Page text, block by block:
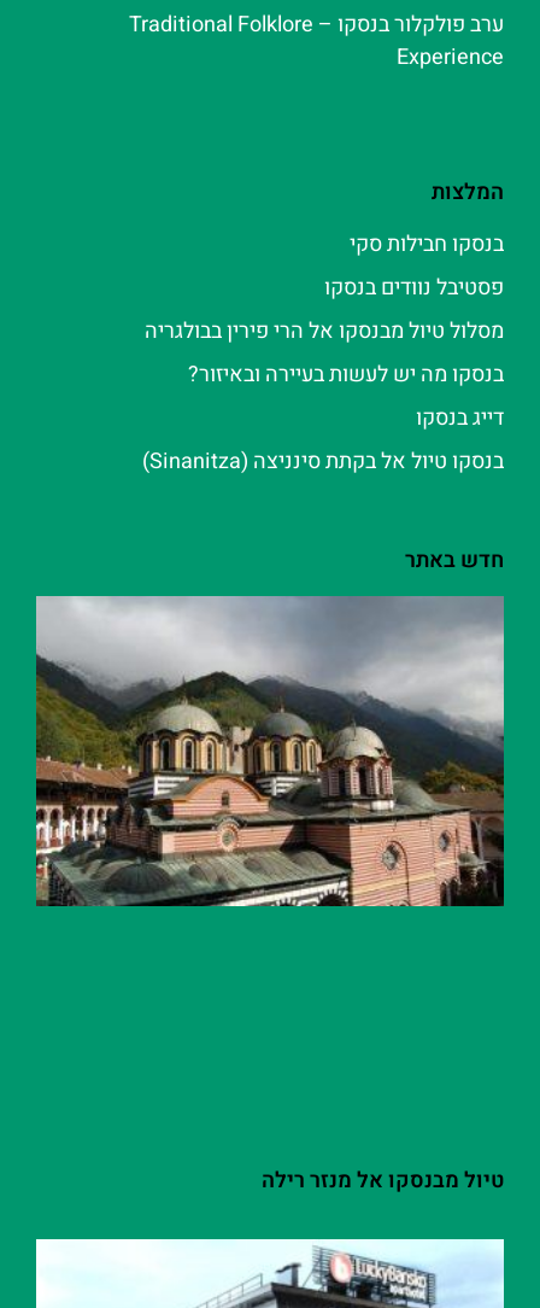
ערב פולקלור בנסקו – Traditional Folklore
Experience
המלצות
בנסקו חבילות סקי
פסטיבל נוודים בנסקו
מסלול טיול מבנסקו אל הרי פירין בבולגריה
בנסקו מה יש לעשות בעיירה ובאיזור?
דייג בנסקו
בנסקו טיול אל בקתת סינניצה (Sinanitza)
חדש באתר
טיול מבנסקו אל מנזר רילה